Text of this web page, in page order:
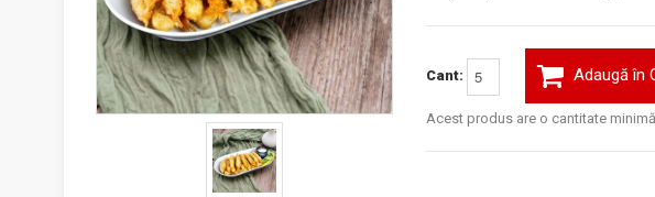
Cant: Adaugă în
Acest produs are o cantitate